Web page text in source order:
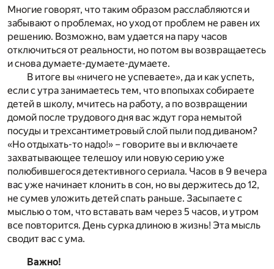
Многие говорят, что таким образом расслабляются и
забывают о проблемах, но уход от проблем не равен их
решению. Возможно, вам удается на пару часов
отключиться от реальности, но потом вы возвращаетесь
и снова думаете-думаете-думаете.
В итоге вы «ничего не успеваете», да и как успеть,
если с утра занимаетесь тем, что впопыхах собираете
детей в школу, мчитесь на работу, а по возвращении
домой после трудового дня вас ждут гора немытой
посуды и трехсантиметровый слой пыли под диваном?
«Но отдыхать-то надо!» – говорите вы и включаете
захватывающее телешоу или новую серию уже
полюбившегося детективного сериала. Часов в 9 вечера
вас уже начинает клонить в сон, но вы держитесь до 12,
не сумев уложить детей спать раньше. Засыпаете с
мыслью о том, что вставать вам через 5 часов, и утром
все повторится. День сурка длиною в жизнь! Эта мысль
сводит вас с ума.
Важно!